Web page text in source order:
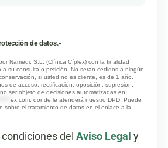
de datos.-
Namedi, S.L. (Clínica Cíplex) con la finalidad
a su consulta o petición. No serán cedidos a ningún
si usted no es cliente, es de 1 año.
de acceso, rectificación, oposición, supresión,
ser objeto de decisiones automatizadas en
ex.com, donde le atenderá nuestro DPD. Puede
sobre el tratamiento de datos en el enlace a la
del Aviso Legal y